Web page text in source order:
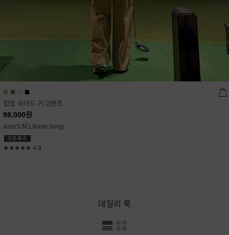
힙업 와이드 카고팬츠
98,000원
size(S,M,L/basic,long)
★★★★★ 4.9
데일리 룩